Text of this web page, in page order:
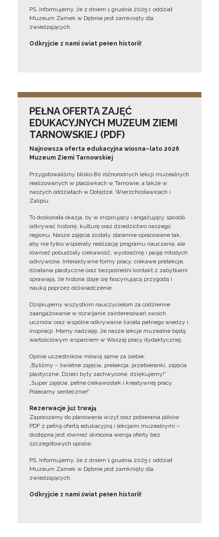
PS. Informujemy, że z dniem 1 grudnia 2025 r. oddział
Muzeum Zamek w Dębnie jest zamknięty dla
zwiedzających.
Odkryjcie z nami świat pełen historii!
PEŁNA OFERTA ZAJĘĆ
EDUKACYJNYCH MUZEUM ZIEMI
TARNOWSKIEJ (PDF)
Najnowsza oferta edukacyjna wiosna–lato 2026
Muzeum Ziemi Tarnowskiej
Przygotowaliśmy blisko 80 różnorodnych lekcji muzealnych
realizowanych w placówkach w Tarnowie, a także w
naszych oddziałach w Dołędze, Wierzchosławicach i
Zalipiu.
To doskonała okazja, by w inspirujący i angażujący sposób
odkrywać historię, kulturę oraz dziedzictwo naszego
regionu. Nasze zajęcia zostały starannie opracowane tak,
aby nie tylko wspierały realizację programu nauczania, ale
również pobudzały ciekawość, wyobraźnię i pasję młodych
odkrywców. Interaktywne formy pracy, ciekawe prelekcje,
działania plastyczne oraz bezpośredni kontakt z zabytkami
sprawiają, że historia staje się fascynującą przygodą i
nauką poprzez doświadczenie.
Dziękujemy wszystkim nauczycielom za codzienne
zaangażowanie w rozwijanie zainteresowań swoich
uczniów oraz wspólne odkrywanie świata pełnego wiedzy i
inspiracji. Mamy nadzieję, że nasze lekcje muzealne będą
wartościowym wsparciem w Waszej pracy dydaktycznej.
Opinie uczestników mówią same za siebie:
„Byliśmy – świetne zajęcia, prelekcja, przebieranki, zajęcia
plastyczne. Dzieci były zachwycone, dziękujemy!”
„Super zajęcia, pełne ciekawostek i kreatywnej pracy.
Polecamy serdecznie!”
Rezerwacje już trwają
Zapraszamy do planowania wizyt oraz pobierania plików
PDF z pełną ofertą edukacyjną i lekcjami muzealnymi –
dostępna jest również skrócona wersja oferty bez
szczegółowych opisów.
PS. Informujemy, że z dniem 1 grudnia 2025 r. oddział
Muzeum Zamek w Dębnie jest zamknięty dla
zwiedzających.
Odkryjcie z nami świat pełen historii!